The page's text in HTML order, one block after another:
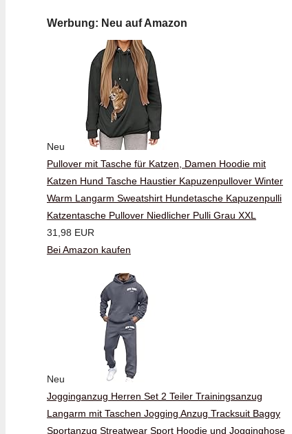
Werbung: Neu auf Amazon
Neu
Pullover mit Tasche für Katzen, Damen Hoodie mit
Katzen Hund Tasche Haustier Kapuzenpullover Winter
Warm Langarm Sweatshirt Hundetasche Kapuzenpulli
Katzentasche Pullover Niedlicher Pulli Grau XXL
31,98 EUR
Bei Amazon kaufen
Neu
Jogginganzug Herren Set 2 Teiler Trainingsanzug
Langarm mit Taschen Jogging Anzug Tracksuit Baggy
Sportanzug Streatwear Sport Hoodie und Jogginghose